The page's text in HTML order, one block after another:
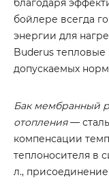
благодаря
бойлере всегда
энергии для
Buderus тепловые
допускаемых
Бак мембранный
отопления—
компенсации
теплоносителя в
л.,